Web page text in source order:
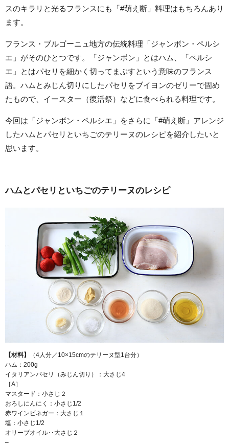
スのキラリと光るフランスにも「#萌え断」料理はもちろんあり
ます。
フランス・ブルゴーニュ地方の伝統料理「ジャンボン・ペルシ
エ」がそのひとつです。「ジャンボン」とはハム、「ペルシ
エ」とはパセリを細かく切ってまぶすという意味のフランス
語。ハムとみじん切りにしたパセリをブイヨンのゼリーで固め
たもので、イースター（復活祭）などに食べられる料理です。
今回は「ジャンボン・ペルシエ」をさらに「#萌え断」アレンジ
したハムとパセリといちごのテリーヌのレシピを紹介したいと
思います。
ハムとパセリといちごのテリーヌのレシピ
【材料】
（4人分／10×15cmのテリーヌ型1台分）
ハム：200g
イタリアンパセリ（みじん切り）：大さじ4
［A］
マスタード：小さじ２
おろしにんにく：小さじ1/2
赤ワインビネガー：大さじ１
塩：小さじ1/2
オリーブオイル‥大さじ２
–